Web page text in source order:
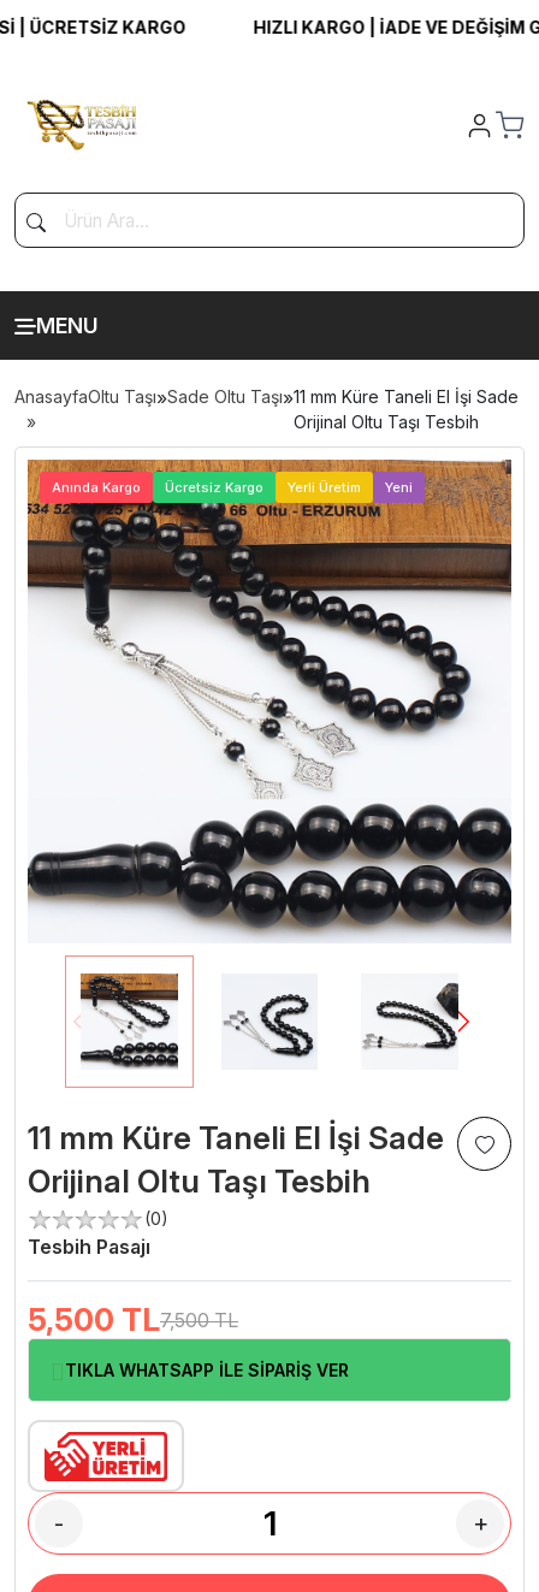
KARGO HIZLI KARGO | İADE VE DEĞİŞİM
MENU
AnasayfaOltu Taşı»Sade Oltu Taşı»11 mm Küre Taneli El İşi Sade
Orijinal Oltu Taşı Tesbih
Anında Kargo Ücretsiz Kargo Yerli Üretim Yeni
11 mm Küre Taneli El İşi Sade
Orijinal Oltu Taşı Tesbih
(0)
Tesbih Pasajı
5,500 TL7,500 TL
TIKLA WHATSAPP İLE SİPARİŞ VER
- +